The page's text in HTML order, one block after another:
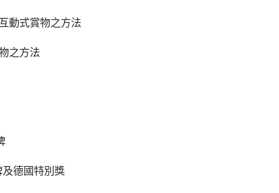
動式賞物之方法
之方法
德國特別獎